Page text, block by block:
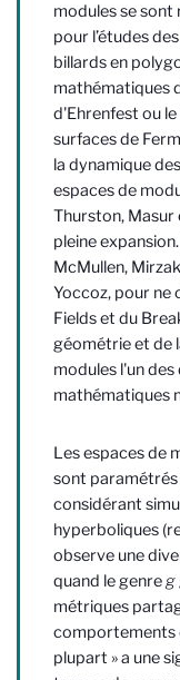
modules se
pour l’études
billards en
mathématiques
d'Ehrenfest ou
surfaces de
la dynamique
espaces de
Thurston, Masur
pleine
McMullen,
Yoccoz, pour ne
Fields et du
géométrie et de
modules l'un
mathématiques
Les espaces de
sont paramétrés
considérant
hyperboliques
observe une
quand le genreg
métriques
comportements
plupart » a une